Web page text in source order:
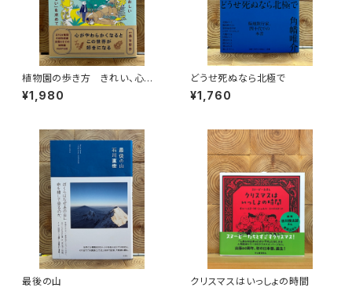
植物園の歩き方 きれい、心地
よい、愛おしい さまざまな「うつ
くしい」を求めて
¥1,980
どうせ死ぬなら北極で
¥1,760
最後の山 クリスマスはいっしょの時間